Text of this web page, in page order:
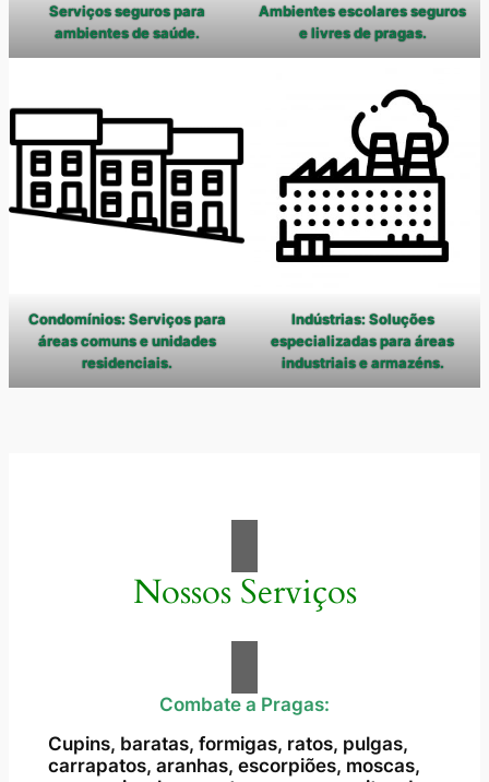
Serviços seguros para
ambientes de saúde.
Ambientes escolares seguros
e livres de pragas.
Condomínios: Serviços para
áreas comuns e unidades
residenciais.
Indústrias: Soluções
especializadas para áreas
industriais e armazéns.
Nossos Serviços
Combate a Pragas:
Cupins, baratas, formigas, ratos, pulgas,
carrapatos, aranhas, escorpiões, moscas,